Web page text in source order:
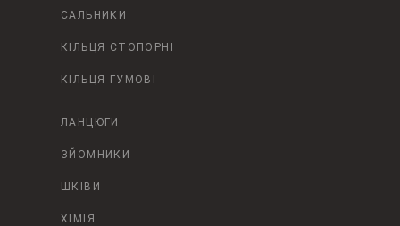
САЛЬНИКИ
КІЛЬЦЯ СТОПОРНІ
КІЛЬЦЯ ГУМОВІ
ЛАНЦЮГИ
ЗЙОМНИКИ
ШКІВИ
ХІМІЯ